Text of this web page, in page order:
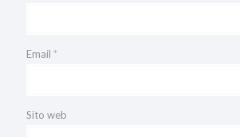
Email *
Sito web